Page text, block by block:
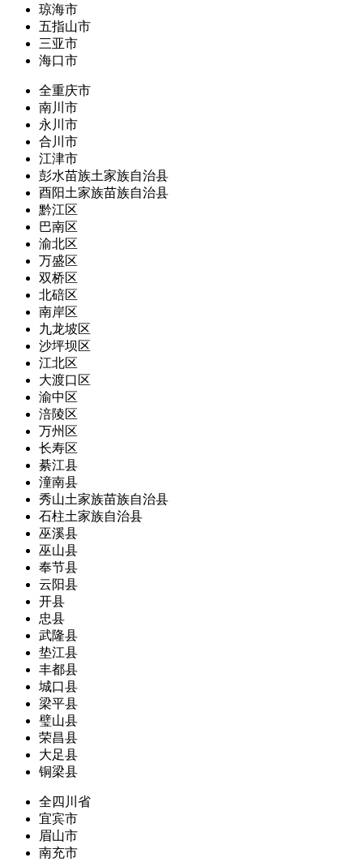
琼海市
五指山市
三亚市
海口市
全重庆市
南川市
永川市
合川市
江津市
彭水苗族土家族自治县
酉阳土家族苗族自治县
黔江区
巴南区
渝北区
万盛区
双桥区
北碚区
南岸区
九龙坡区
沙坪坝区
江北区
大渡口区
渝中区
涪陵区
万州区
长寿区
綦江县
潼南县
秀山土家族苗族自治县
石柱土家族自治县
巫溪县
巫山县
奉节县
云阳县
开县
忠县
武隆县
垫江县
丰都县
城口县
梁平县
璧山县
荣昌县
大足县
铜梁县
全四川省
宜宾市
眉山市
南充市